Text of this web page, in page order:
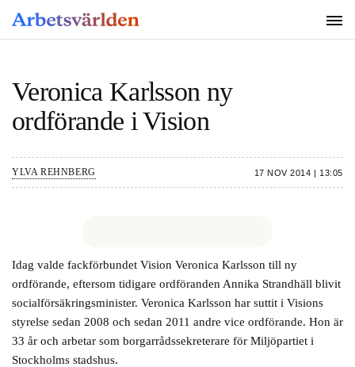
Veronica Karlsson ny
ordförande i Vision
YLVA REHNBERG 17 NOV 2014 | 13:05
Idag valde fackförbundet Vision Veronica Karlsson till ny
ordförande, eftersom tidigare ordföranden Annika Strandhäll blivit
socialförsäkringsminister. Veronica Karlsson har suttit i Visions
styrelse sedan 2008 och sedan 2011 andre vice ordförande. Hon är
33 år och arbetar som borgarrådssekreterare för Miljöpartiet i
Stockholms stadshus.